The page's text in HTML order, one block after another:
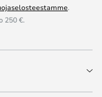
.
250 €.